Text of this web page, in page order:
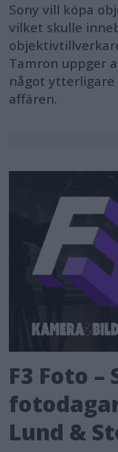
Sony vill köpa
vilket skulle
Tamron uppger
något
affären.
F3 Foto –
Lund &